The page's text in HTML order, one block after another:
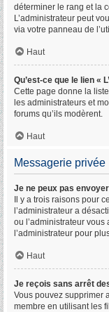
déterminer le rang et la
L’administrateur peut
via votre panneau de
Haut
Qu’est-ce que le lien «
Cette page donne la
les administrateurs et
forums qu’ils modèrent.
Haut
Messagerie privée
Je ne peux pas
Il y a trois raisons pour
l’administrateur a
ou l’administrateur vous
l’administrateur pour
Haut
Je reçois sans arrêt
Vous pouvez supprimer
membre en utilisant les